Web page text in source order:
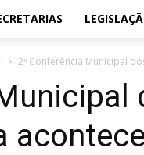
2ª Conferência Municipal